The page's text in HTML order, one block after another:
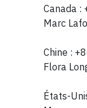
Canada
Marc
Chine :
Flora
États-